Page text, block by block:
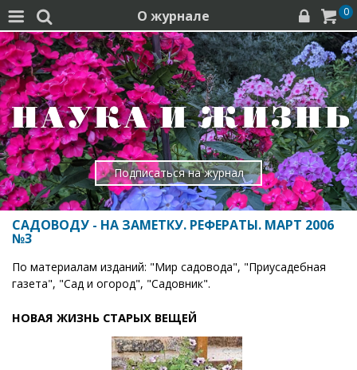
  О журнале   0
Подписаться на журнал
САДОВОДУ - НА ЗАМЕТКУ. РЕФЕРАТЫ. МАРТ 2006
№3
По материалам изданий: "Мир садовода", "Приусадебная
газета", "Сад и огород", "Садовник".
НОВАЯ ЖИЗНЬ СТАРЫХ ВЕЩЕЙ